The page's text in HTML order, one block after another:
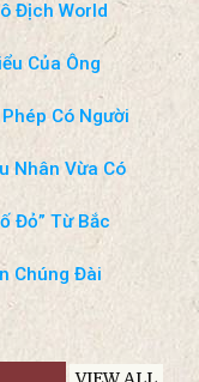
Nhờ Bàn
Địch World
Của Ông
Có Người
Vừa Có
Đỏ” Từ Bắc